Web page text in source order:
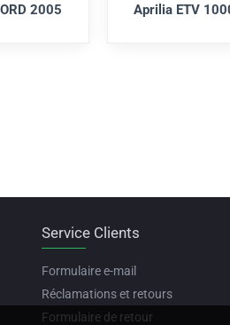
2005 Aprilia ETV
Service Clients
Formulaire e-mail
Réclamations et retours
Formulaire de retour